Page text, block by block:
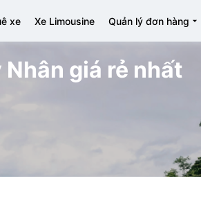
xe Xe Limousine Quản lý đơn hàng
giá rẻ nhất